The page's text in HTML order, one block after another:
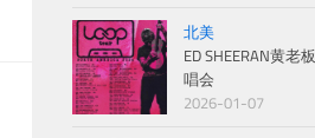
北美
ED SHEERAN黄老
唱会
2026-01-07